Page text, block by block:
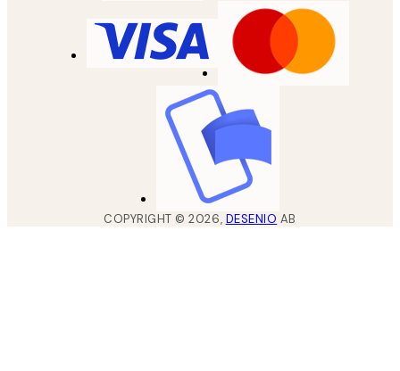
COPYRIGHT ©2026, DESENIO AB